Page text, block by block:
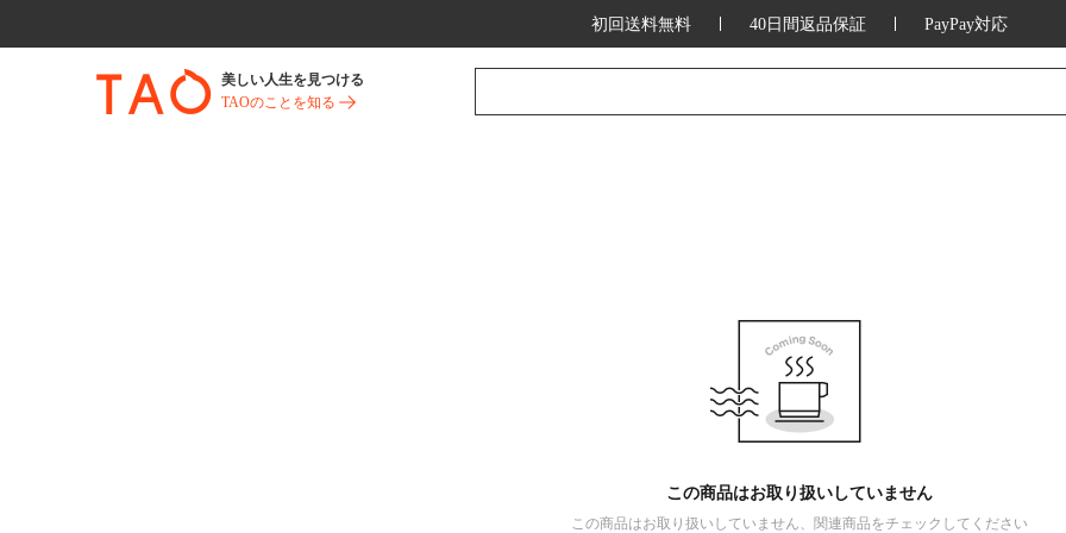
初回送料無料 40日間返品保証 PayPay対応
美しい人生を見つける
TAOのことを知る
この商品はお取り扱いしていません
この商品はお取り扱いしていません、関連商品をチェックしてください